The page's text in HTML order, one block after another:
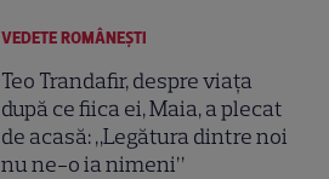
VEDETE ROMÂNEŞTI
Teo Trandafir, despre viața
după ce fiica ei, Maia, a plecat
de acasă: „Legătura dintre noi
nu ne-o ia nimeni”